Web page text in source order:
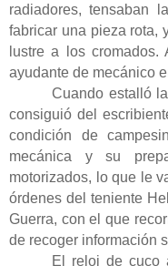
radiadores, tensaban
fabricar una pieza rota,
lustre a los
ayudante de mecánico
Cuando estalló
consiguió del
condición de
mecánica y su
motorizados, lo que le
órdenes del teniente
Guerra, con el que
de recoger información
El reloj de cuco